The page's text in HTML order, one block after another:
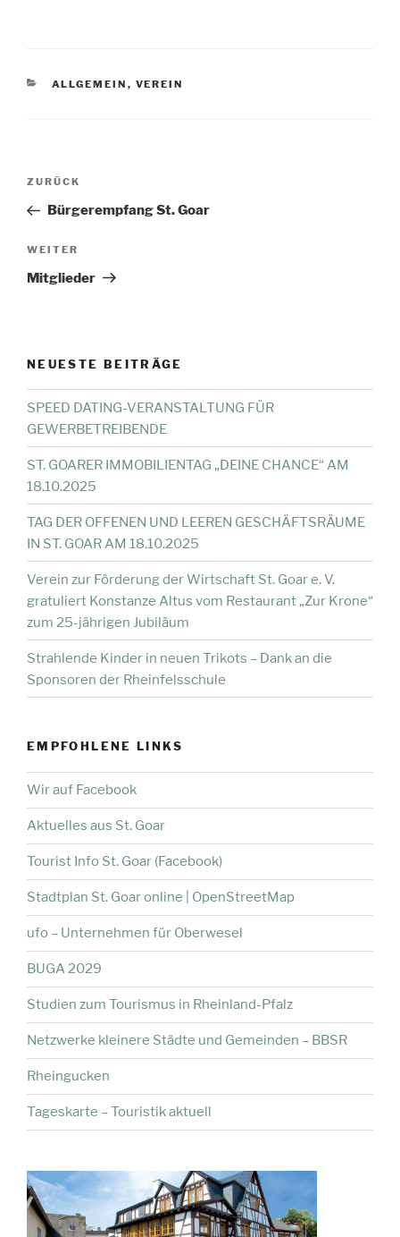
KATEGORIEN
ALLGEMEIN , VEREIN
Beitragsnavigation
Vorheriger
Beitrag
ZURÜCK
Bürgerempfang St. Goar
Nächster
Beitrag
WEITER
Mitglieder
NEUESTE BEITRÄGE
SPEED DATING-VERANSTALTUNG FÜR
GEWERBETREIBENDE
ST. GOARER IMMOBILIENTAG „DEINE CHANCE“ AM
18.10.2025
TAG DER OFFENEN UND LEEREN GESCHÄFTSRÄUME
IN ST. GOAR AM 18.10.2025
Verein zur Förderung der Wirtschaft St. Goar e. V.
gratuliert Konstanze Altus vom Restaurant „Zur Krone“
zum 25-jährigen Jubiläum
Strahlende Kinder in neuen Trikots – Dank an die
Sponsoren der Rheinfelsschule
EMPFOHLENE LINKS
Wir auf Facebook
Aktuelles aus St. Goar
Tourist Info St. Goar (Facebook)
Stadtplan St. Goar online | OpenStreetMap
ufo – Unternehmen für Oberwesel
BUGA 2029
Studien zum Tourismus in Rheinland-Pfalz
Netzwerke kleinere Städte und Gemeinden – BBSR
Rheingucken
Tageskarte – Touristik aktuell